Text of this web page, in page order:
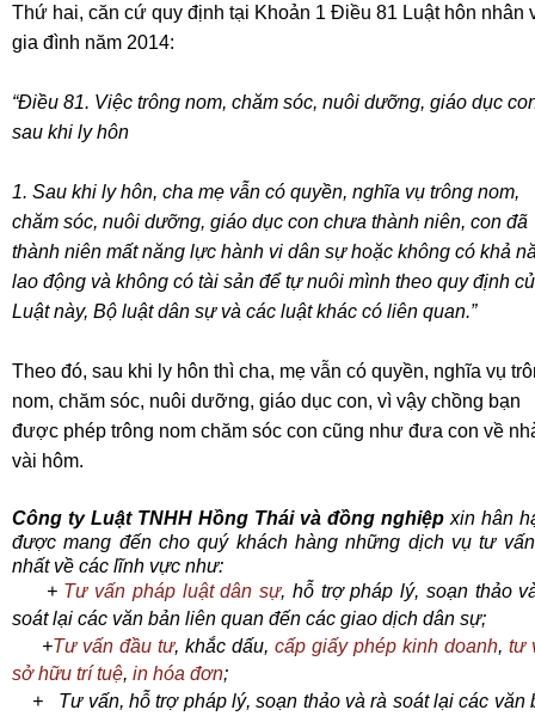
Thứ hai, căn cứ quy định tại Khoản 1 Điều 81 Luật hôn nhân
gia đình năm 2014:
“Điều 81. Việc trông nom, chăm sóc, nuôi dưỡng, giáo dục
sau khi ly hôn
1. Sau khi ly hôn, cha mẹ vẫn có quyền, nghĩa vụ trông nom,
chăm sóc, nuôi dưỡng, giáo dục con chưa thành niên, con đã
thành niên mất năng lực hành vi dân sự hoặc không có khả
lao động và không có tài sản để tự nuôi mình theo quy định
Luật này, Bộ luật dân sự và các luật khác có liên quan.”
Theo đó, sau khi ly hôn thì cha, mẹ vẫn có quyền, nghĩa vụ
nom, chăm sóc, nuôi dưỡng, giáo dục con, vì vậy chồng bạn
được phép trông nom chăm sóc con cũng như đưa con về
vài hôm.
Công ty Luật TNHH Hồng Thái và đồng nghiệp xin hân
được mang đến cho quý khách hàng những dịch vụ tư
nhất về các lĩnh vực như:
+ Tư vấn pháp luật dân sự, hỗ trợ pháp lý, soạn thảo
soát lại các văn bản liên quan đến các giao dịch dân sự;
+Tư vấn đầu tư, khắc dấu, cấp giấy phép kinh doanh, tư
sở hữu trí tuệ, in hóa đơn;
+ Tư vấn, hỗ trợ pháp lý, soạn thảo và rà soát lại các văn